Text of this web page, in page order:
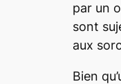
par un
sont
aux
Bien